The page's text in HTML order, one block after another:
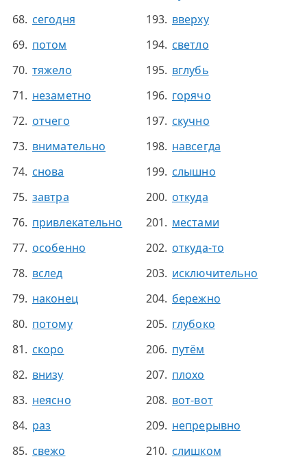
сегодня
потом
тяжело
незаметно
отчего
внимательно
снова
завтра
привлекательно
особенно
вслед
наконец
потому
скоро
внизу
неясно
раз
свежо
вверху
светло
вглубь
горячо
скучно
навсегда
слышно
откуда
местами
откуда-то
исключительно
бережно
глубоко
путём
плохо
вот-вот
непрерывно
слишком